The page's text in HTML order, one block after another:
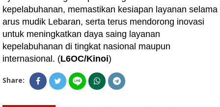
kepelabuhanan, memastikan kesiapan layanan selama
arus mudik Lebaran, serta terus mendorong inovasi
untuk meningkatkan daya saing layanan
kepelabuhanan di tingkat nasional maupun
internasional. (L6OC/Kinoi)
Share: